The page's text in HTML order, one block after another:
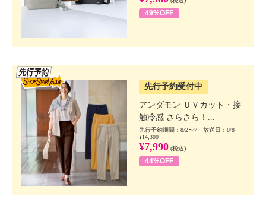
49%OFF
先行予約受付中
アンダモン ＵＶカット・接
触冷感 さらさら！...
先行予約期間：8/2〜7 放送日：8/8
¥14,300
¥7,990 (税込)
44%OFF